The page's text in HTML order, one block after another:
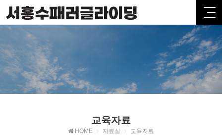
교육자료
HOME 자료실 교육자료